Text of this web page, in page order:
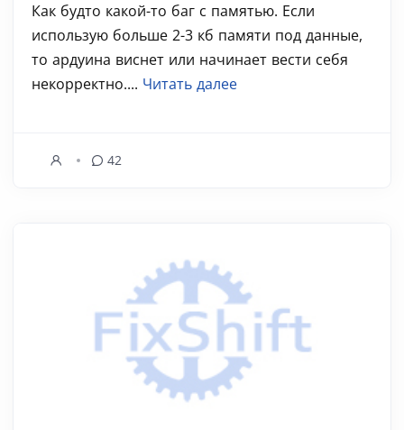
Как будто какой-то баг с памятью. Если
использую больше 2-3 кб памяти под данные,
то ардуина виснет или начинает вести себя
некорректно.... Читать далее
42